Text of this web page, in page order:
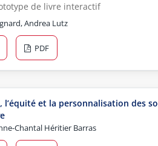
de livre interactif
Andrea Lutz
PDF
l’équité et la personnalisation des
Chantal Héritier Barras